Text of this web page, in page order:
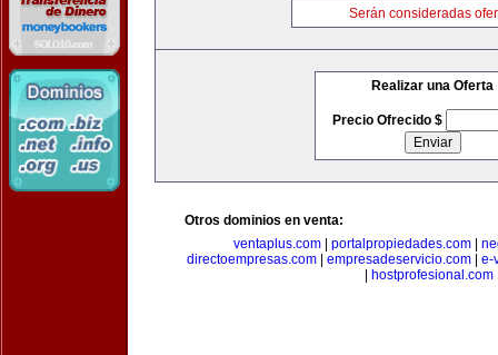
Serán consideradas
Realizar una Oferta
Precio Ofrecido $
Otros dominios en venta:
ventaplus.com
portalpropiedades.com
directoempresas.com
empresadeservicio.com
e-
hostprofesional.com